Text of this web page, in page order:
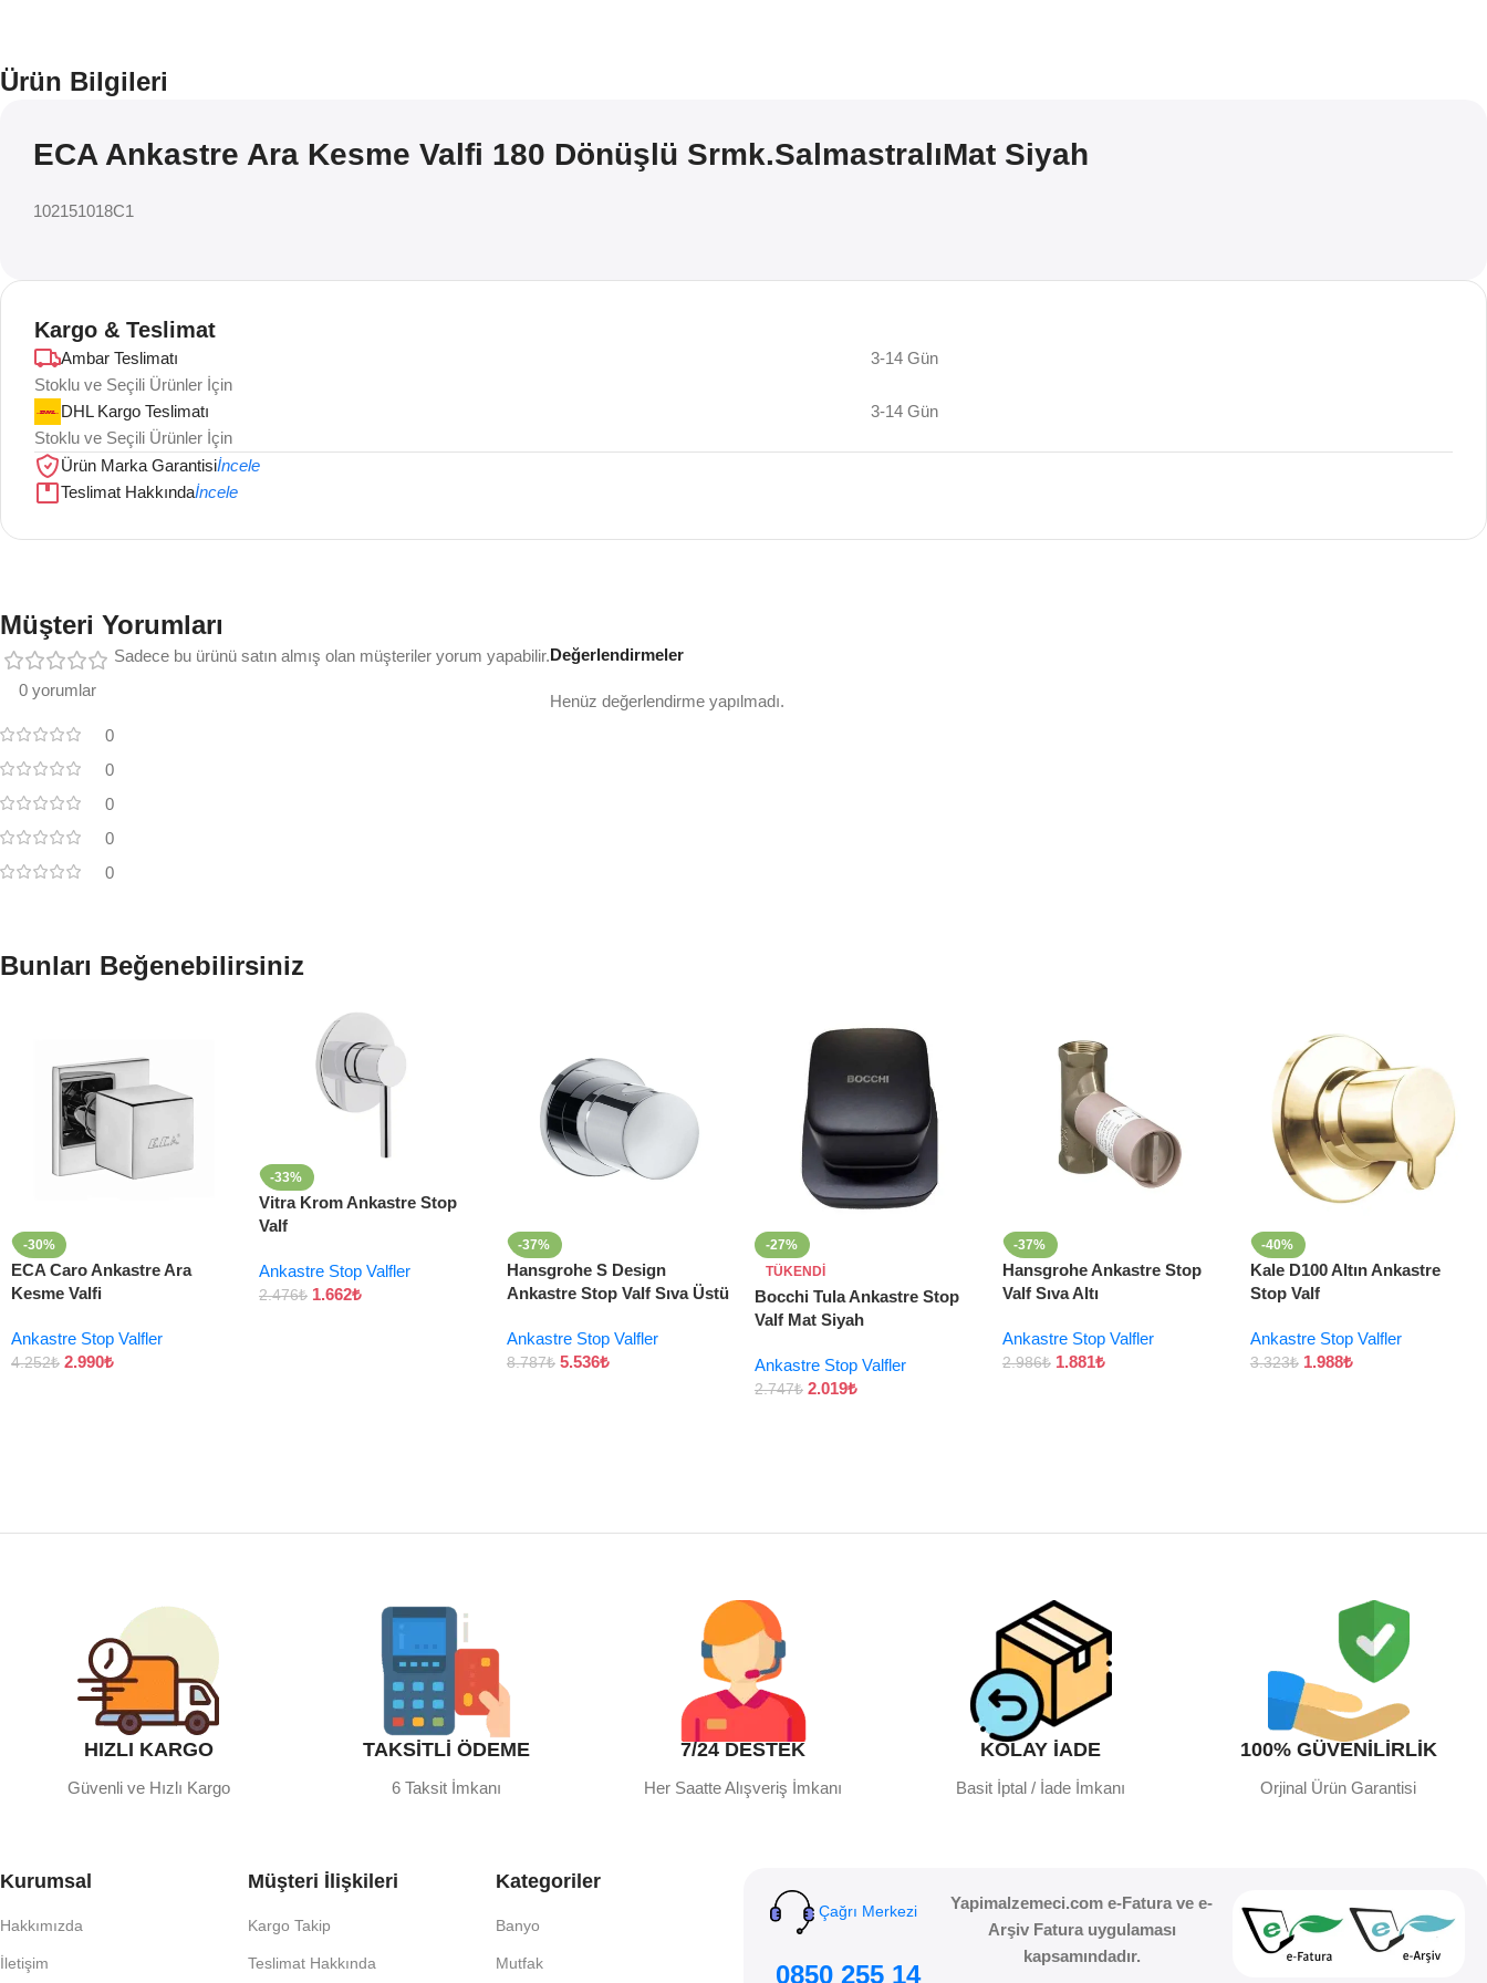
Ürün Bilgileri
ECA Ankastre Ara Kesme Valfi 180 Dönüşlü Srmk.SalmastralıMat Siyah
102151018C1
Kargo & Teslimat
Ambar Teslimatı
Stoklu ve Seçili Ürünler İçin
3-14 Gün
DHL Kargo Teslimatı
Stoklu ve Seçili Ürünler İçin
3-14 Gün
Ürün Marka Garantisiİncele
Teslimat Hakkındaİncele
Müşteri Yorumları
0 yorumlar
0
0
0
0
0
Değerlendirmeler
Henüz değerlendirme yapılmadı.
Sadece bu ürünü satın almış olan müşteriler yorum yapabilir.
Bunları Beğenebilirsiniz
-30%
ECA Caro Ankastre Ara
Kesme Valfi
Ankastre Stop Valfler
4.252₺ 2.990₺
-33%
Vitra Krom Ankastre Stop
Valf
Ankastre Stop Valfler
2.476₺ 1.662₺
-37%
Hansgrohe S Design
Ankastre Stop Valf Sıva Üstü
Ankastre Stop Valfler
8.787₺ 5.536₺
-27%
TÜKENDI
Bocchi Tula Ankastre Stop
Valf Mat Siyah
Ankastre Stop Valfler
2.747₺ 2.019₺
-37%
Hansgrohe Ankastre Stop
Valf Sıva Altı
Ankastre Stop Valfler
2.986₺ 1.881₺
-40%
Kale D100 Altın Ankastre
Stop Valf
Ankastre Stop Valfler
3.323₺ 1.988₺
HIZLI KARGO
Güvenli ve Hızlı Kargo
TAKSİTLİ ÖDEME
6 Taksit İmkanı
7/24 DESTEK
Her Saatte Alışveriş İmkanı
KOLAY İADE
Basit İptal / İade İmkanı
100% GÜVENİLİRLİK
Orjinal Ürün Garantisi
Kurumsal
Hakkımızda
İletişim
Müşteri İlişkileri
Kargo Takip
Teslimat Hakkında
Kategoriler
Banyo
Mutfak
Çağrı Merkezi
0850 255 14
Yapimalzemeci.com e-Fatura ve e-
Arşiv Fatura uygulaması
kapsamındadır.